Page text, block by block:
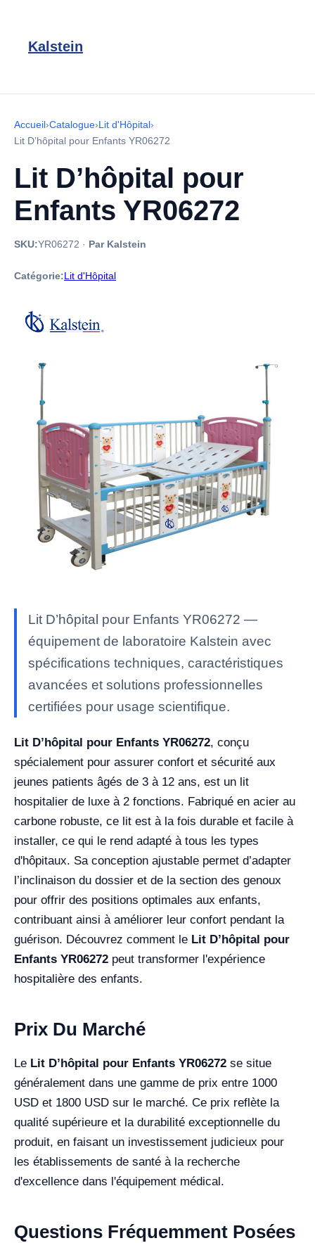
Kalstein
Accueil›Catalogue›Lit d'Hôpital›
Lit D’hôpital pour Enfants YR06272
Lit D’hôpital pour
Enfants YR06272
SKU:YR06272 · Par Kalstein
Catégorie:Lit d'Hôpital
Lit D’hôpital pour Enfants YR06272 —
équipement de laboratoire Kalstein avec
spécifications techniques, caractéristiques
avancées et solutions professionnelles
certifiées pour usage scientifique.
Lit D’hôpital pour Enfants YR06272, conçu
spécialement pour assurer confort et sécurité aux
jeunes patients âgés de 3 à 12 ans, est un lit
hospitalier de luxe à 2 fonctions. Fabriqué en acier au
carbone robuste, ce lit est à la fois durable et facile à
installer, ce qui le rend adapté à tous les types
d'hôpitaux. Sa conception ajustable permet d’adapter
l’inclinaison du dossier et de la section des genoux
pour offrir des positions optimales aux enfants,
contribuant ainsi à améliorer leur confort pendant la
guérison. Découvrez comment le Lit D’hôpital pour
Enfants YR06272 peut transformer l'expérience
hospitalière des enfants.
Prix Du Marché
Le Lit D’hôpital pour Enfants YR06272 se situe
généralement dans une gamme de prix entre 1000
USD et 1800 USD sur le marché. Ce prix reflète la
qualité supérieure et la durabilité exceptionnelle du
produit, en faisant un investissement judicieux pour
les établissements de santé à la recherche
d'excellence dans l'équipement médical.
Questions Fréquemment Posées